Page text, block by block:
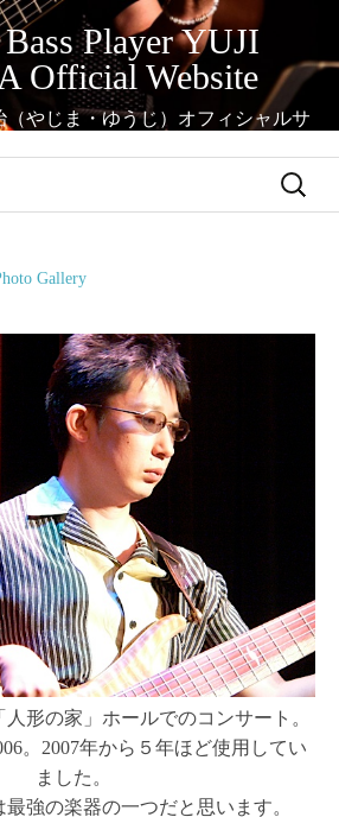
Player YUJI
Official Website
やじま・ゆうじ）オフィシャルサ
検
Gallery
形の家」ホールでのコンサート。
。2007年から５年ほど使用してい
ました。
最強の楽器の一つだと思います。